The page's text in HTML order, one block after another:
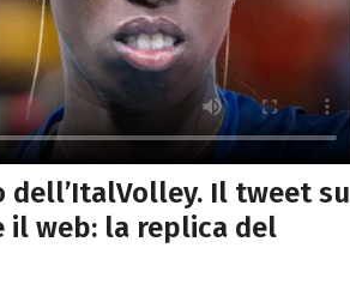
dell’ItalVolley. Il tweet su
il web: la replica del